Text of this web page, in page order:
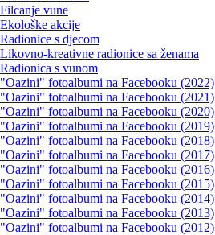
Filcanje vune
Ekološke akcije
Radionice s djecom
Likovno-kreativne radionice sa ženama
Radionica s vunom
"Oazini" fotoalbumi na Facebooku (2022)
"Oazini" fotoalbumi na Facebooku (2021)
"Oazini" fotoalbumi na Facebooku (2020)
"Oazini" fotoalbumi na Facebooku (2019)
"Oazini" fotoalbumi na Facebooku (2018)
"Oazini" fotoalbumi na Facebooku (2017)
"Oazini" fotoalbumi na Facebooku (2016)
"Oazini" fotoalbumi na Facebooku (2015)
"Oazini" fotoalbumi na Facebooku (2014)
"Oazini" fotoalbumi na Facebooku (2013)
"Oazini" fotoalbumi na Facebooku (2012)